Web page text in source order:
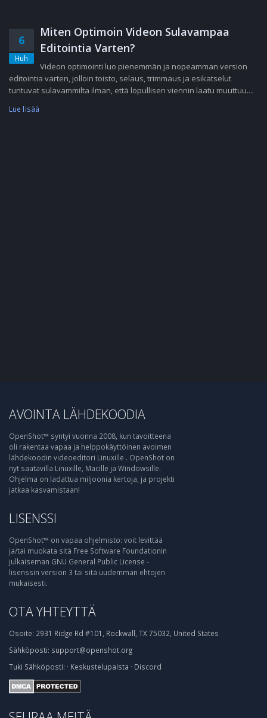
6
Huh
Miten Optimoin Videon Sulavampaa
Editointia Varten?
Videon optimointi luo pienemmän ja nopeamman version
editointia varten, jolloin toisto, selaus, trimmaus ja esikatselut
tuntuvat sulavammilta ilman, että lopullisen viennin laatu muuttuu....
Lue lisää
AVOINTA LÄHDEKOODIA
OpenShot™ syntyi vuonna 2008, kun tavoitteena
oli rakentaa vapaa ja helppokäyttöinen avoimen
lähdekoodin videoeditori Linuxille . OpenShot on
nyt saatavilla Linuxille, Macille ja Windowsille.
Ohjelma on ladattua miljoonia kertoja, ja projekti
jatkaa kasvamistaan!
LISENSSI
OpenShot™ on vapaa ohjelmisto: voit levittää
ja/tai muokata sitä Free Software Foundationin
julkaiseman GNU General Public License -
lisenssin version 3 tai sitä uudemman ehtojen
mukaisesti.
OTA YHTEYTTÄ
Osoite: 2931 Ridge Rd #101, Rockwall, TX 75032, United States
Sähköposti: support@openshot.org
Tuki Sähköposti: · Keskustelupalsta · Discord